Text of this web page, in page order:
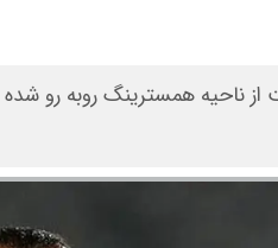
ناحیه همسترینگ روبه رو